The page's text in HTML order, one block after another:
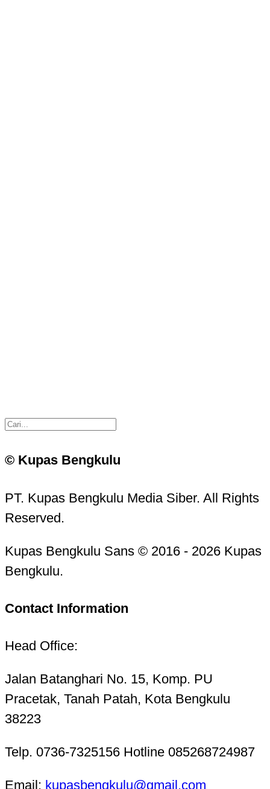
© Kupas Bengkulu
PT. Kupas Bengkulu Media Siber. All Rights
Reserved.
Kupas Bengkulu Sans © 2016 - 2026 Kupas
Bengkulu.
Contact Information
Head Office:
Jalan Batanghari No. 15, Komp. PU
Pracetak, Tanah Patah, Kota Bengkulu
38223
Telp. 0736-7325156 Hotline 085268724987
Email: kupasbengkulu@gmail.com